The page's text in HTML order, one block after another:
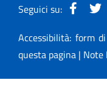
Seguici su:
Accessibilità: form
questa pagina | Note